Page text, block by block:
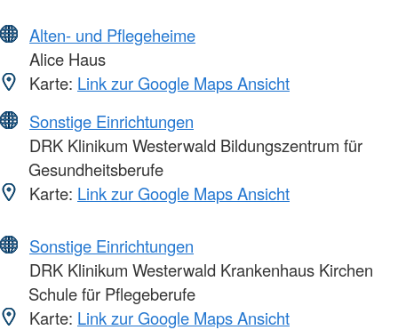
Alten- und Pflegeheime
Alice Haus
Karte: Link zur Google Maps Ansicht
Sonstige Einrichtungen
DRK Klinikum Westerwald Bildungszentrum für
Gesundheitsberufe
Karte: Link zur Google Maps Ansicht
Sonstige Einrichtungen
DRK Klinikum Westerwald Krankenhaus Kirchen
Schule für Pflegeberufe
Karte: Link zur Google Maps Ansicht